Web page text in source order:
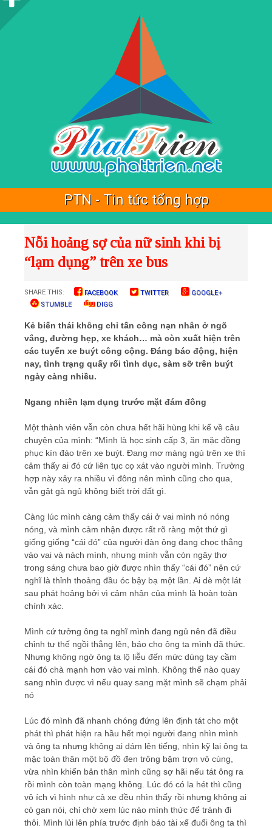
PTN - Tin tức tổng hợp
Nỗi hoảng sợ của nữ sinh khi bị
“lạm dụng” trên xe bus
SHARE THIS: FACEBOOK TWITTER
GOOGLE+
STUMBLE
DIGG
Kẻ biến thái không chỉ tấn công nạn nhân ở ngõ
vắng, đường hẹp, xe khách… mà còn xuất hiện trên
các tuyến xe buýt công cộng. Đáng báo động, hiện
nay, tình trạng quấy rối tình dục, sàm sỡ trên buýt
ngày càng nhiều.
Ngang nhiên lạm dụng trước mặt đám đông
Một thành viên vẫn còn chưa hết hãi hùng khi kể về câu
chuyện của mình: “Mình là học sinh cấp 3, ăn mặc đồng
phục kín đáo trên xe buýt. Đang mơ màng ngủ trên xe thì
cảm thấy ai đó cứ liên tục cọ xát vào người mình. Trường
hợp này xảy ra nhiều vì đông nên mình cũng cho qua,
vẫn gật gà ngủ không biết trời đất gì.
Càng lúc mình càng cảm thấy cái ở vai mình nó nóng
nóng, và mình cảm nhận được rất rõ ràng một thứ gì
giống giống “cái đó” của người đàn ông đang chọc thẳng
vào vai và nách mình, nhưng mình vẫn còn ngây thơ
trong sáng chưa bao giờ được nhìn thấy “cái đó” nên cứ
nghĩ là thỉnh thoảng đầu óc bậy bạ một lần. Ai dè một lát
sau phát hoảng bởi vì cảm nhận của mình là hoàn toàn
chính xác.
Mình cứ tưởng ông ta nghĩ mình đang ngủ nên đã điều
chỉnh tư thế ngồi thẳng lên, báo cho ông ta mình đã thức.
Nhưng không ngờ ông ta lộ liễu đến mức dùng tay cầm
cái đó chà mạnh hơn vào vai mình. Không thể nào quay
sang nhìn được vì nếu quay sang mặt mình sẽ chạm phải
nó
Lúc đó mình đã nhanh chóng đứng lên định tát cho một
phát thì phát hiện ra hầu hết mọi người đang nhìn mình
và ông ta nhưng không ai dám lên tiếng, nhìn kỹ lại ông ta
mặc toàn thân một bộ đồ đen trông bặm trợn vô cùng,
vừa nhìn khiến bản thân mình cũng sợ hãi nếu tát ông ra
rồi mình còn toàn mạng không. Lúc đó có la hét thì cũng
vô ích vì hình như cả xe đều nhìn thấy rồi nhưng không ai
có gan nói, chỉ chờ xem lúc nào mình thức để tránh đi
thôi. Mình lủi lên phía trước định báo tài xế đuổi ông ta thì